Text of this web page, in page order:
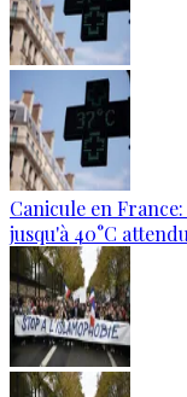
Canicule en
jusqu'à 40°C